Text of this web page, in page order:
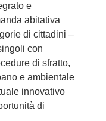
e
abitativa
di cittadini –
con
di sfratto,
e ambientale
innovativo
di